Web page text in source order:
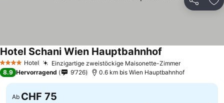
Teilen
4 Sterne Hotel Einzigartige zweistöckige Maisonette-Zimmer
Hotel Schani Wien Hauptbahnhof
8.9 Hervorragend 9’726 0.6 km bis Wien Hauptbahnhof
Ab CHF 75